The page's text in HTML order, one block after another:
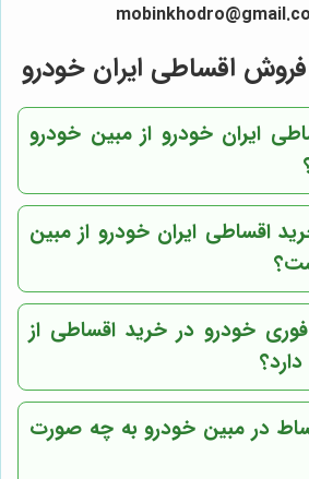
اقساطی ایران خودرو
ایران خودرو از مبین خودرو
اقساطی ایران خودرو از مبین
خودرو در خرید اقساطی از
در مبین خودرو به چه صورت